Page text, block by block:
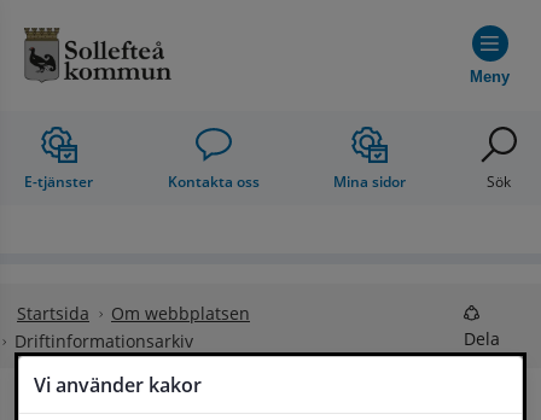
Vi använder kakor
Meny
E-tjänster Kontakta oss Mina sidor Sök
Startsida
Om webbplatsen
Driftinformationsarkiv
Dela